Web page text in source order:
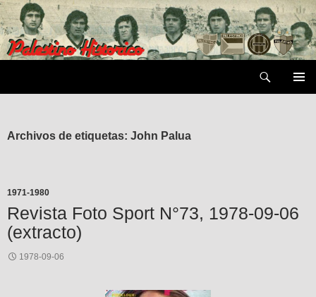
Saltar
al
contenido
Archivos de etiquetas: John Palua
1971-1980
Revista Foto Sport N°73, 1978-09-06
(extracto)
1978-09-06